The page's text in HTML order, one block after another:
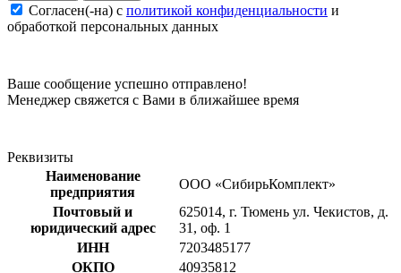
Согласен(-на) c политикой конфиденциальности и
обработкой персональных данных
Ваше сообщение успешно отправлено!
Менеджер свяжется с Вами в ближайшее время
Реквизиты
Наименование
предприятия
ООО «СибирьКомплект»
Почтовый и
юридический адрес
625014, г. Тюмень ул. Чекистов, д.
31, оф. 1
ИНН
7203485177
ОКПО
40935812